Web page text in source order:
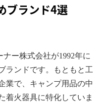
ブランド4選
ー株式会社が1992年に
ランドです。もともと工
業で、キャンプ用品の中
着火器具に特化していま